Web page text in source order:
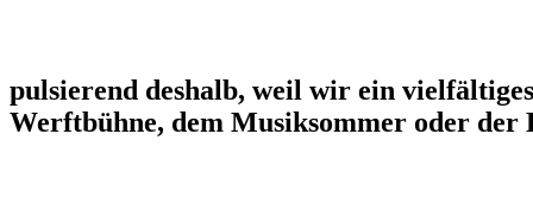
pulsierend deshalb, weil wir ein
Werftbühne, dem Musiksommer oder der